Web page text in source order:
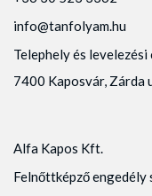
info@tanfolyam.hu
Telephely és levelezési
7400 Kaposvár, Zárda
Alfa Kapos Kft.
Felnőttképző